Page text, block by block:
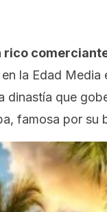
la Edad
dinastía que
famosa por su